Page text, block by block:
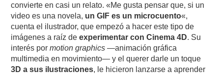
convierte en casi un relato. «Me gusta pensar que, si un
video es una novela, un GIF es un microcuento«,
cuenta el ilustrador, que empezó a hacer este tipo de
imágenes a raíz deexperimentar con Cinema 4D. Su
interés pormotion graphics —animación gráfica
multimedia en movimiento— y el querer darle un toque
3D a sus ilustraciones, le hicieron lanzarse a aprender